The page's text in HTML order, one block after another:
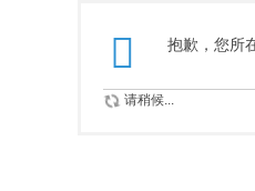
抱歉，您所
请稍候...